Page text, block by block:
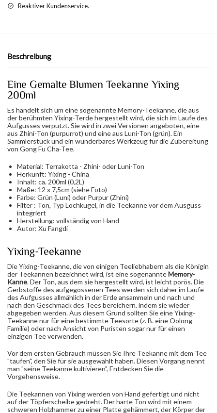
Reaktiver Kundenservice.
Beschreibung
Eine Gemalte Blumen Teekanne Yixing
200ml
Es handelt sich um eine sogenannte Memory-Teekanne, die aus
der berühmten Yixing-Terde hergestellt wird, die sich im Laufe des
Aufgusses verputzt. Sie wird in zwei Versionen angeboten, eine
aus Zhini-Ton (purpurrot) und eine aus Luni-Ton (grün). Ein
Sammlerstück und ein wunderbares Werkzeug für die Zubereitung
von Gong Fu Cha-Tee.
Material: Terrakotta - Zhini- oder Luni-Ton
Herkunft: Yixing - China
Inhalt: ca. 200ml (0,2L)
Maße: 12 x 7,5cm (siehe Foto)
Farbe: Grün (Luni) oder Purpur (Zhini)
Filter : Ton, Typ Lochkugel, in die Teekanne vor dem Ausguss
integriert
Herstellung: vollständig von Hand
Autor: Xu Fangdi
Yixing-Teekanne
Die Yixing-Teekanne, die von einigen Teeliebhabern als die Königin
der Teekannen bezeichnet wird, ist eine sogenannteMemory-
Kanne. Der Ton, aus dem sie hergestellt wird, ist leicht porös. Die
Gerbstoffe des aufgegossenen Tees werden sich daher im Laufe
des Aufgusses allmählich in der Erde ansammeln und nach und
nach den Geschmack des Tees bereichern, indem sie wieder
abgegeben werden. Aus diesem Grund sollten Sie eine Yixing-
Teekanne nur für eine bestimmte Teesorte (z. B. eine Oolong-
Familie) oder nach Ansicht von Puristen sogar nur für einen
einzigen Tee verwenden.
Vor dem ersten Gebrauch müssen Sie Ihre Teekanne mit dem Tee
"taufen", den Sie für sie ausgewählt haben. Diesen Vorgang nennt
man "seine Teekanne kultivieren", Entdecken Sie die
Vorgehensweise.
Die Teekannen von Yixing werden von Hand gefertigt und nicht
auf der Töpferscheibe gedreht. Der harte Ton wird mit einem
schweren Holzhammer zu einer Platte gehämmert, der Körper der